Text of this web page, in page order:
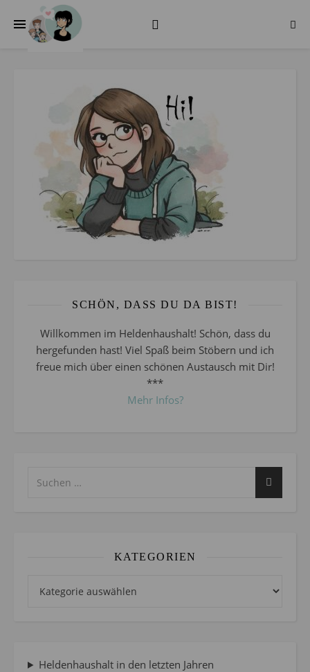
SCHÖN, DASS DU DA BIST!
Willkommen im Heldenhaushalt! Schön, dass du
hergefunden hast! Viel Spaß beim Stöbern und ich
freue mich über einen schönen Austausch mit Dir!
***
Mehr Infos?
KATEGORIEN
Heldenhaushalt in den letzten Jahren